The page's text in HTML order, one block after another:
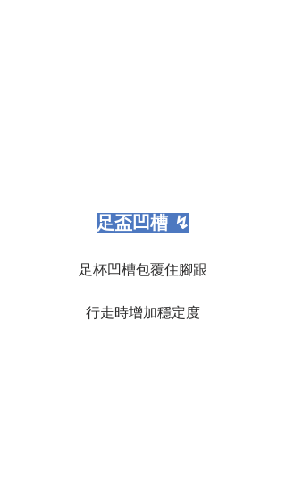
足盃凹槽 ↯
足杯凹槽包覆住腳跟
行走時增加穩定度